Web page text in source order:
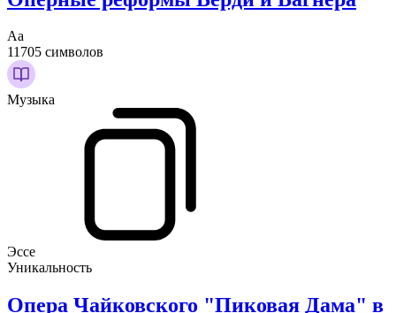
Аа
11705 символов
Музыка
Эссе
Уникальность
Опера Чайковского "Пиковая Дама" в